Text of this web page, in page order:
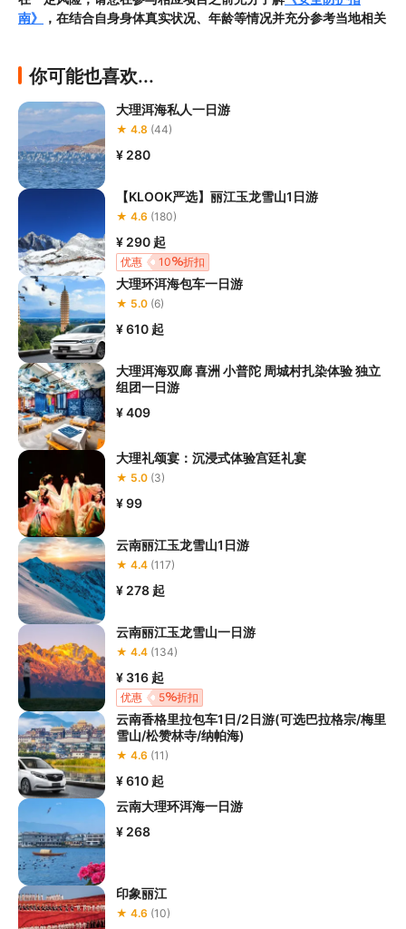
南》
，在结合自身身体真实状况、年龄等情况并充分参考当地相关
患者及严重恐高、体质较弱的游客参加本产品内包含的项目，
给旅行社造成损失的，还需对旅行社进行全额赔偿；
4.因本产品内可能包含多个旅游项目，请您在
服工作人员沟通了解本产品内各项目的准入年龄、准入身高及准入
体重等准入要求
承担；
参与项目期间全程穿戴好安全护具，避免发生意外事件；
6.若您在项目进行过程中感到任何不适，请及时与工作人员进行沟
通，工作人员将会及时为您提供必要支持。
你可能也喜欢...
大理洱海私人一日游
★ 4.8 (44)
¥ 280
【KLOOK严选】丽江玉龙雪山1日游
★ 4.6 (180)
¥ 290 起
10 折扣
优惠
大理环洱海包车一日游
★ 5.0 (6)
¥ 610 起
大理洱海双廊 喜洲 小普陀 周城村扎染体验 独立
组团一日游
¥ 409
大理礼颂宴：沉浸式体验宫廷礼宴
★ 5.0 (3)
¥ 99
云南丽江玉龙雪山1日游
★ 4.4 (117)
¥ 278 起
云南丽江玉龙雪山一日游
★ 4.4 (134)
¥ 316 起
5 折扣
优惠
云南香格里拉包车1日/2日游(可选巴拉格宗/梅里
雪山/松赞林寺/纳帕海)
★ 4.6 (11)
¥ 610 起
云南大理环洱海一日游
¥ 268
印象丽江
★ 4.6 (10)